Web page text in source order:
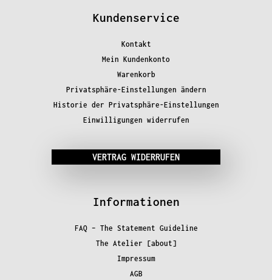
Kundenservice
Kontakt
Mein Kundenkonto
Warenkorb
Privatsphäre-Einstellungen ändern
Historie der Privatsphäre-Einstellungen
Einwilligungen widerrufen
VERTRAG WIDERRUFEN
Informationen
FAQ – The Statement Guideline
The Atelier [about]
Impressum
AGB